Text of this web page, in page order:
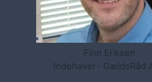
Finn Eriksen
Indehaver · GældsRåd